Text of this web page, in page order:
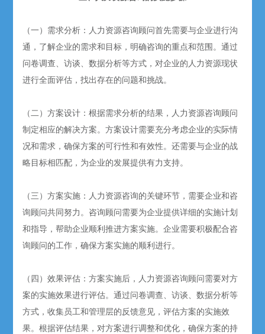
（一）需求分析：人力资源咨询顾问首先需要与企业进行沟
通，了解企业的需求和目标，明确咨询的重点和范围。通过
问卷调查、访谈、数据分析等方式，对企业的人力资源现状
进行全面评估，找出存在的问题和挑战。
（二）方案设计：根据需求分析的结果，人力资源咨询顾问
制定相应的解决方案。方案设计需要充分考虑企业的实际情
况和需求，确保方案的可行性和有效性。还需要与企业的战
略目标相匹配，为企业的发展提供有力支持。
（三）方案实施：人力资源咨询的关键环节，需要企业和咨
询顾问共同努力。咨询顾问需要为企业提供详细的实施计划
和指导，帮助企业顺利推进方案实施。企业需要积极配合咨
询顾问的工作，确保方案实施的顺利进行。
（四）效果评估：方案实施后，人力资源咨询顾问需要对方
案的实施效果进行评估。通过问卷调查、访谈、数据分析等
方式，收集员工和管理层的反馈意见，评估方案的实施效
果。根据评估结果，对方案进行调整和优化，确保方案的持